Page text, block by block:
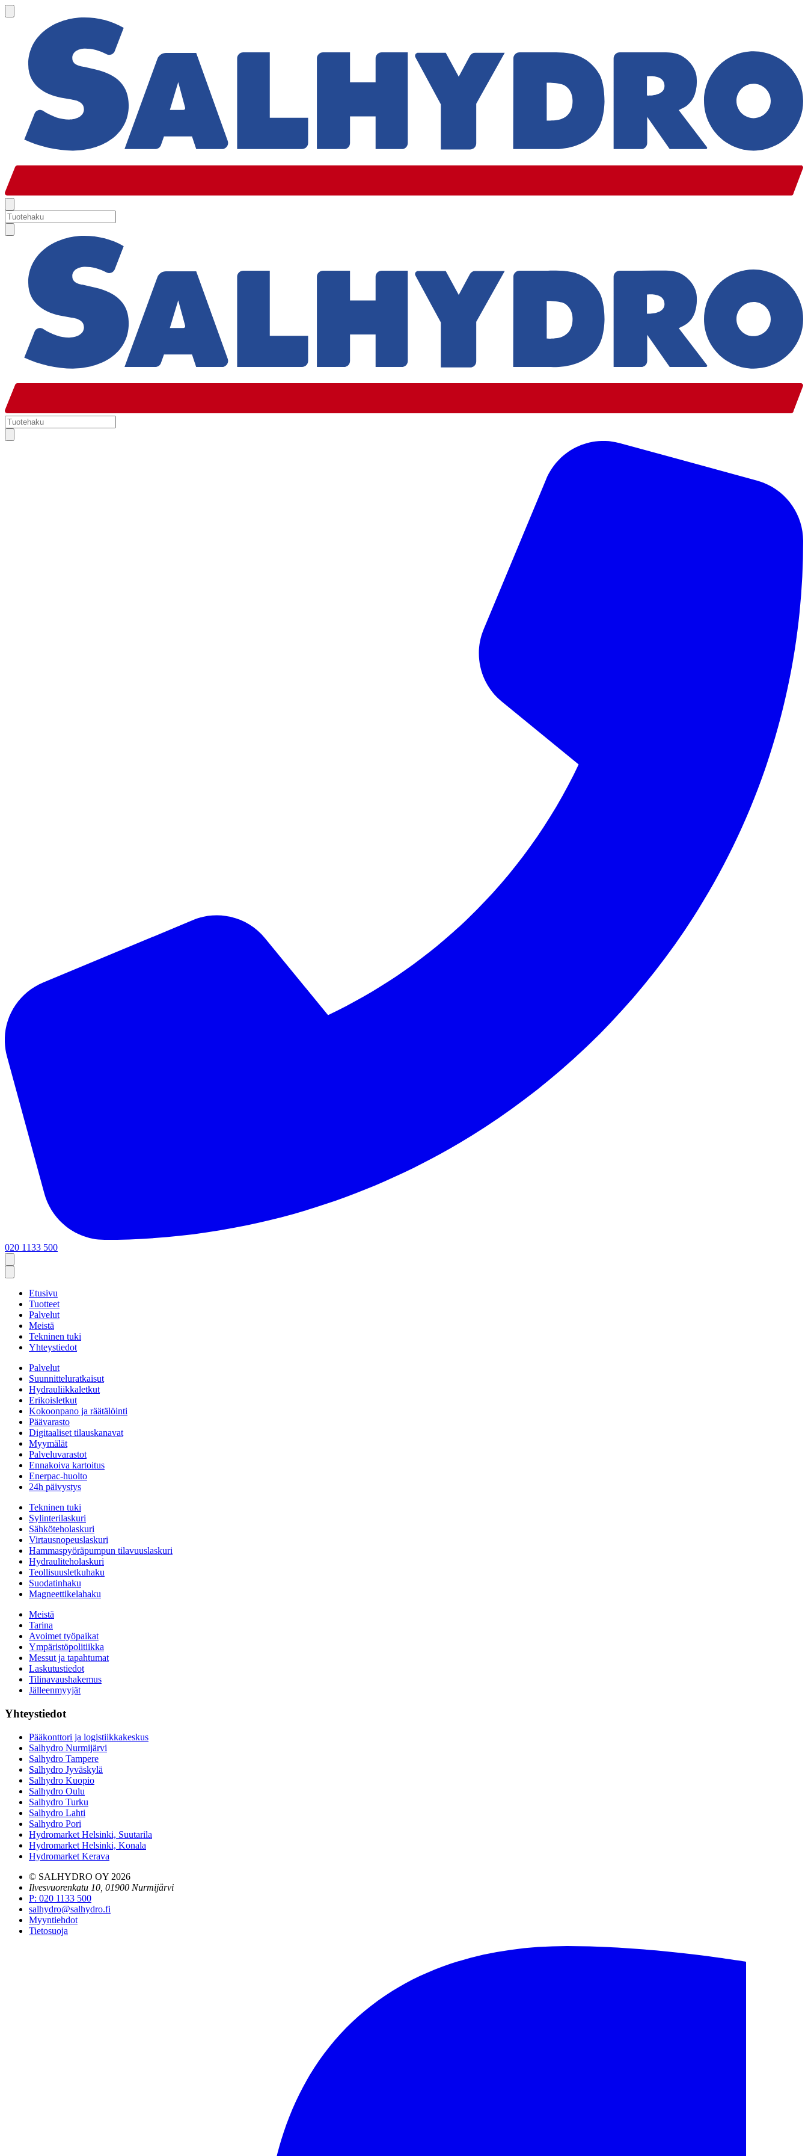
020 1133 500
Etusivu
Tuotteet
Palvelut
Meistä
Tekninen tuki
Yhteystiedot
Palvelut
Suunnitteluratkaisut
Hydrauliikkaletkut
Erikoisletkut
Kokoonpano ja räätälöinti
Päävarasto
Digitaaliset tilauskanavat
Myymälät
Palveluvarastot
Ennakoiva kartoitus
Enerpac-huolto
24h päivystys
Tekninen tuki
Sylinterilaskuri
Sähköteholaskuri
Virtausnopeuslaskuri
Hammaspyöräpumpun tilavuuslaskuri
Hydrauliteholaskuri
Teollisuusletkuhaku
Suodatinhaku
Magneettikelahaku
Meistä
Tarina
Avoimet työpaikat
Ympäristöpolitiikka
Messut ja tapahtumat
Laskutustiedot
Tilinavaushakemus
Jälleenmyyjät
Yhteystiedot
Pääkonttori ja logistiikkakeskus
Salhydro Nurmijärvi
Salhydro Tampere
Salhydro Jyväskylä
Salhydro Kuopio
Salhydro Oulu
Salhydro Turku
Salhydro Lahti
Salhydro Pori
Hydromarket Helsinki, Suutarila
Hydromarket Helsinki, Konala
Hydromarket Kerava
© SALHYDRO OY 2026
Ilvesvuorenkatu 10, 01900 Nurmijärvi
P: 020 1133 500
salhydro@salhydro.fi
Myyntiehdot
Tietosuoja